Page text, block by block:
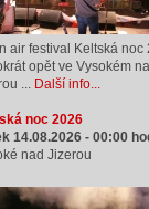
air festival Keltská noc
opět ve Vysokém
... Další info...
noc 2026
14.08.2026 - 00:00
nad Jizerou